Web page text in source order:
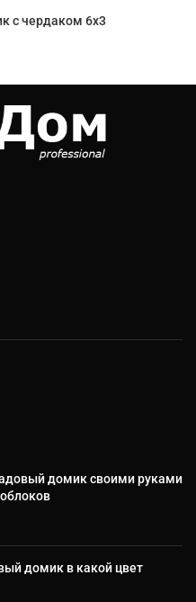
с чердаком 6х3
домик своими руками
домик в какой цвет